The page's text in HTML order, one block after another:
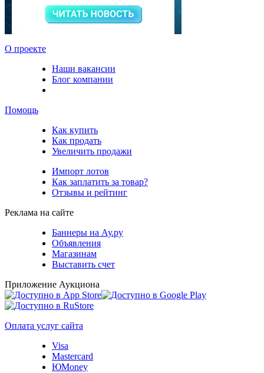
О проекте
Наши вакансии
Блог компании
Помощь
Как купить
Как продать
Увеличить продажи
Импорт лотов
Как заплатить за товар?
Отзывы и рейтинг
Реклама на сайте
Баннеры на Ау.ру
Объявления
Магазинам
Выставить счет
Приложение Аукциона
Оплата услуг сайта
Visa
Mastercard
ЮMoney